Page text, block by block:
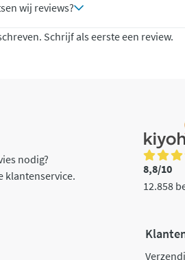
wij reviews?
Schrijf als eerste een review.
nodig?
klantenservice.
8,8/10
12.858